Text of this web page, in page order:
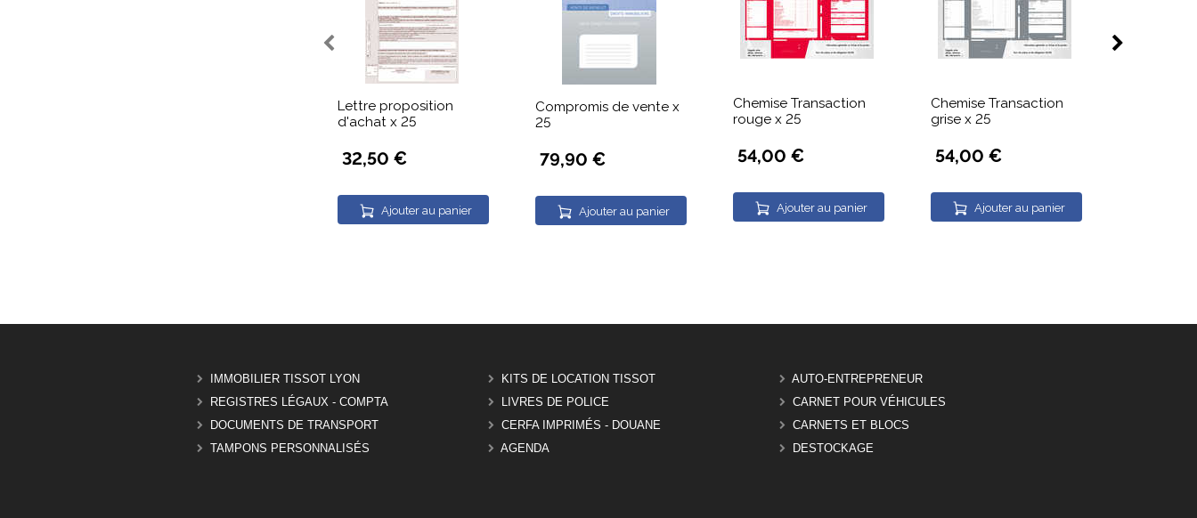
Lettre proposition
d'achat x 25
32,50 €
Ajouter au panier
Compromis de vente x
25
79,90 €
Ajouter au panier
Chemise Transaction
rouge x 25
54,00 €
Ajouter au panier
Chemise Transaction
grise x 25
54,00 €
Ajouter au panier
IMMOBILIER TISSOT LYON KITS DE LOCATION TISSOT
AUTO-ENTREPRENEUR
REGISTRES LÉGAUX - COMPTA
LIVRES DE POLICE
CARNET POUR VÉHICULES
DOCUMENTS DE TRANSPORT
CERFA IMPRIMÉS - DOUANE
CARNETS ET BLOCS
TAMPONS PERSONNALISÉS
AGENDA DESTOCKAGE